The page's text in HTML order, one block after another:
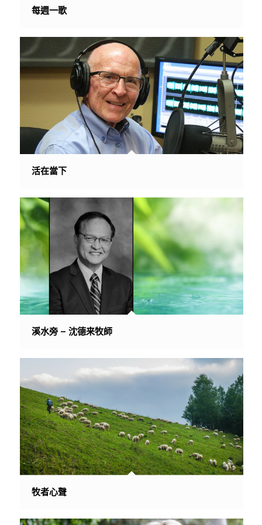
每週一歌
活在當下
溪水旁 – 沈德来牧師
牧者心聲